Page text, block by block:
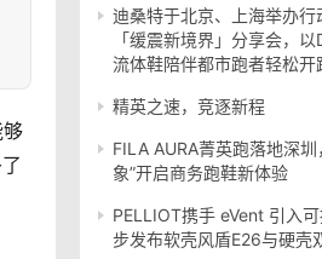
迪桑特于北京、上海举办行
「缓震新境界」分享会，
流体鞋陪伴都市跑者轻松开
精英之速，竞逐新程
FILA AURA菁英跑落地深圳
象”开启商务跑鞋新体验
PELLIOT携手 eVent 引入
步发布软壳风盾E26与硬壳